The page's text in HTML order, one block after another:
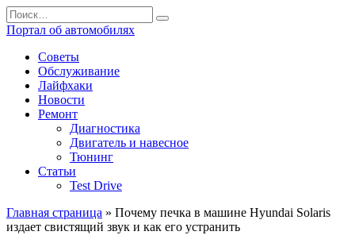
Перейти
к
содержанию
Search
for:
Портал об автомобилях
Советы
Обслуживание
Лайфхаки
Новости
Ремонт
Диагностика
Двигатель и навесное
Тюнинг
Статьи
Test Drive
Главная страница » Почему печка в машине Hyundai Solaris
издает свистящий звук и как его устранить